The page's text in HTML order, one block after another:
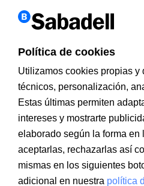
Información a clientesPSD2
MIFIDDocumentación PRIIPS
Política de cookies
Utilizamos cookies propias y
técnicos, personalización,
Estas últimas permiten
intereses y mostrarte
elaborado según la forma
aceptarlas, rechazarlas así
mismas en los siguientes
adicional en nuestra política